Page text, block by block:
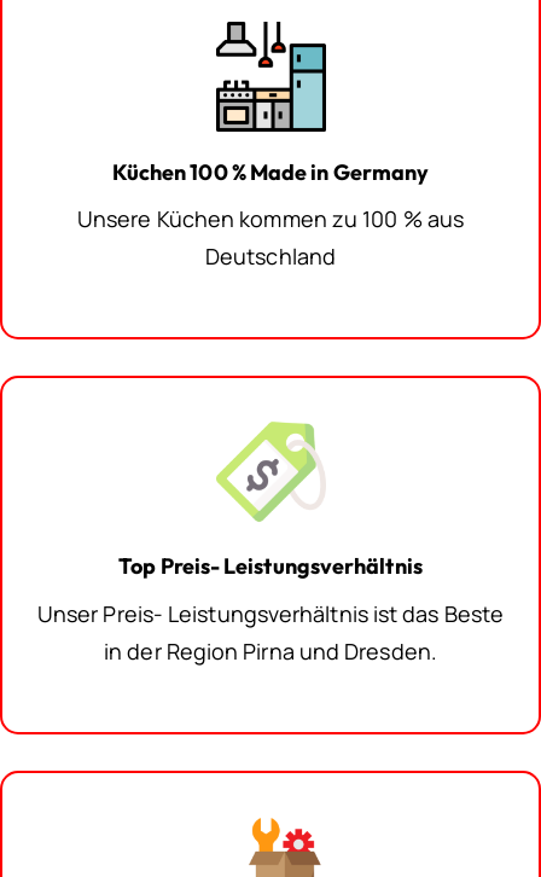
Küchen 100 % Made in Germany
Unsere Küchen kommen zu 100 % aus
Deutschland
Top Preis- Leistungsverhältnis
Unser Preis- Leistungsverhältnis ist das Beste
in der Region Pirna und Dresden.